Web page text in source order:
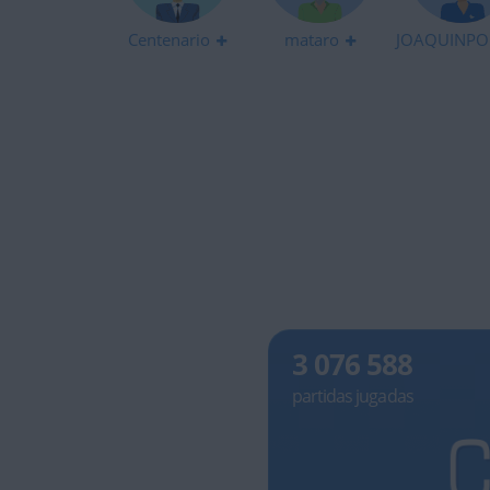
Centenario mataro
3 076 588
partidas jugadas